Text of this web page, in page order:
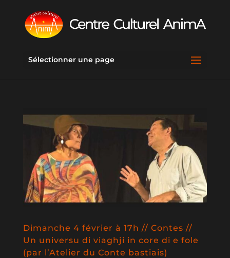
Sélectionner une page
Dimanche 4 février à 17h // Contes //
Un universu di viaghji in core di e fole
(par l’Atelier du Conte bastiais)